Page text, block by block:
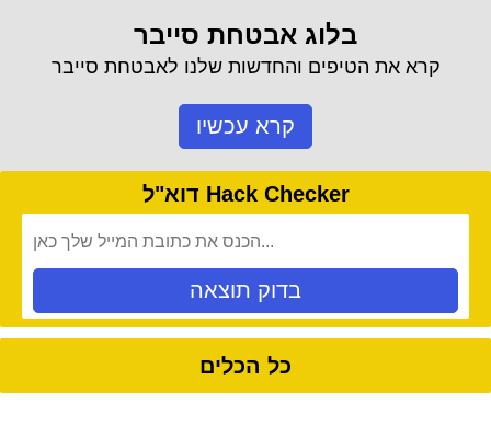
בלוג אבטחת סייבר
קרא את הטיפים והחדשות שלנו לאבטחת סייבר
קרא עכשיו
דוא"ל Hack Checker
בדוק תוצאה
כל הכלים